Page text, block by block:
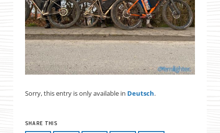
Sorry, this entry is only available in Deutsch.
SHARE THIS